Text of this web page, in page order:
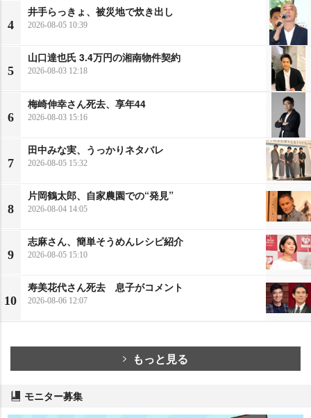
4
井手らっきょ、被災地で炊き出し
2026-08-05 10:39
5
山口達也氏 3.4万円の湘南物件契約
2026-08-03 12:18
6
梅崎伸幸さん死去、享年44
2026-08-03 15:16
7
田中みな実、うっかりネタバレ
2026-08-05 15:32
8
片岡鶴太郎、自家農園での“発見”
2026-08-04 14:05
9
志麻さん、簡単そうめんレシピ紹介
2026-08-05 15:10
10
寿美花代さん死去 息子がコメント
2026-08-06 12:07
もっと見る
モニター募集